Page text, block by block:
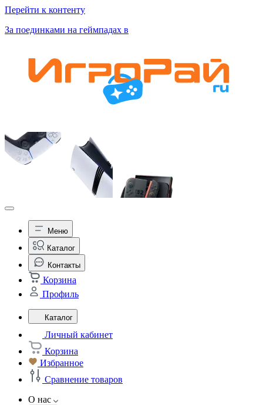
Перейти к контенту
За поединками на геймпадах в
Меню
Каталог
Контакты
Корзина
Профиль
Каталог
Личный кабинет
Корзина
Избранное
Сравнение товаров
О нас